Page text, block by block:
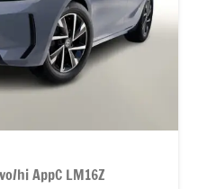
hi AppC LM16Z